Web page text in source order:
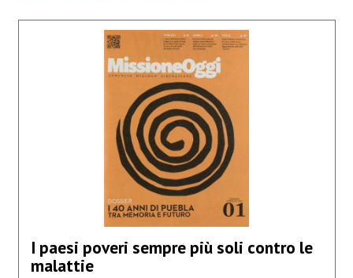
I paesi poveri sempre più soli contro le
malattie